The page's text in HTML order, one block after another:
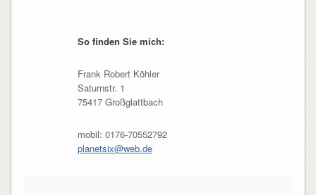
So finden Sie mich:
Frank Robert Köhler
Saturnstr. 1
75417 Großglattbach
mobil: 0176-70552792
planetsix@web.de